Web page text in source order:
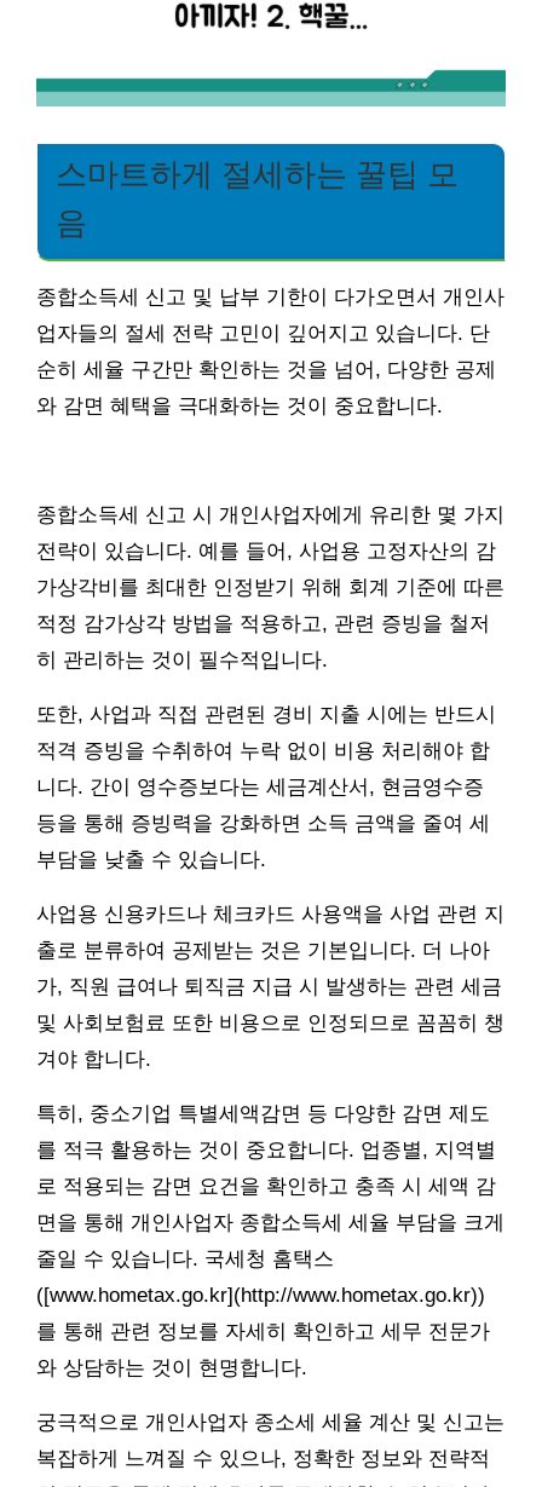
스마트하게 절세하는 꿀팁 모
음
종합소득세 신고 및 납부 기한이 다가오면서 개인사
업자들의 절세 전략 고민이 깊어지고 있습니다. 단
순히 세율 구간만 확인하는 것을 넘어, 다양한 공제
와 감면 혜택을 극대화하는 것이 중요합니다.
종합소득세 신고 시 개인사업자에게 유리한 몇 가지
전략이 있습니다. 예를 들어, 사업용 고정자산의 감
가상각비를 최대한 인정받기 위해 회계 기준에 따른
적정 감가상각 방법을 적용하고, 관련 증빙을 철저
히 관리하는 것이 필수적입니다.
또한, 사업과 직접 관련된 경비 지출 시에는 반드시
적격 증빙을 수취하여 누락 없이 비용 처리해야 합
니다. 간이 영수증보다는 세금계산서, 현금영수증
등을 통해 증빙력을 강화하면 소득 금액을 줄여 세
부담을 낮출 수 있습니다.
사업용 신용카드나 체크카드 사용액을 사업 관련 지
출로 분류하여 공제받는 것은 기본입니다. 더 나아
가, 직원 급여나 퇴직금 지급 시 발생하는 관련 세금
및 사회보험료 또한 비용으로 인정되므로 꼼꼼히 챙
겨야 합니다.
특히, 중소기업 특별세액감면 등 다양한 감면 제도
를 적극 활용하는 것이 중요합니다. 업종별, 지역별
로 적용되는 감면 요건을 확인하고 충족 시 세액 감
면을 통해 개인사업자 종합소득세 세율 부담을 크게
줄일 수 있습니다. 국세청 홈택스
([www.hometax.go.kr](http://www.hometax.go.kr))
를 통해 관련 정보를 자세히 확인하고 세무 전문가
와 상담하는 것이 현명합니다.
궁극적으로 개인사업자 종소세 세율 계산 및 신고는
복잡하게 느껴질 수 있으나, 정확한 정보와 전략적